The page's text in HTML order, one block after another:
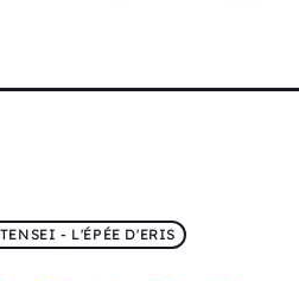
- L'ÉPÉE D'ERIS